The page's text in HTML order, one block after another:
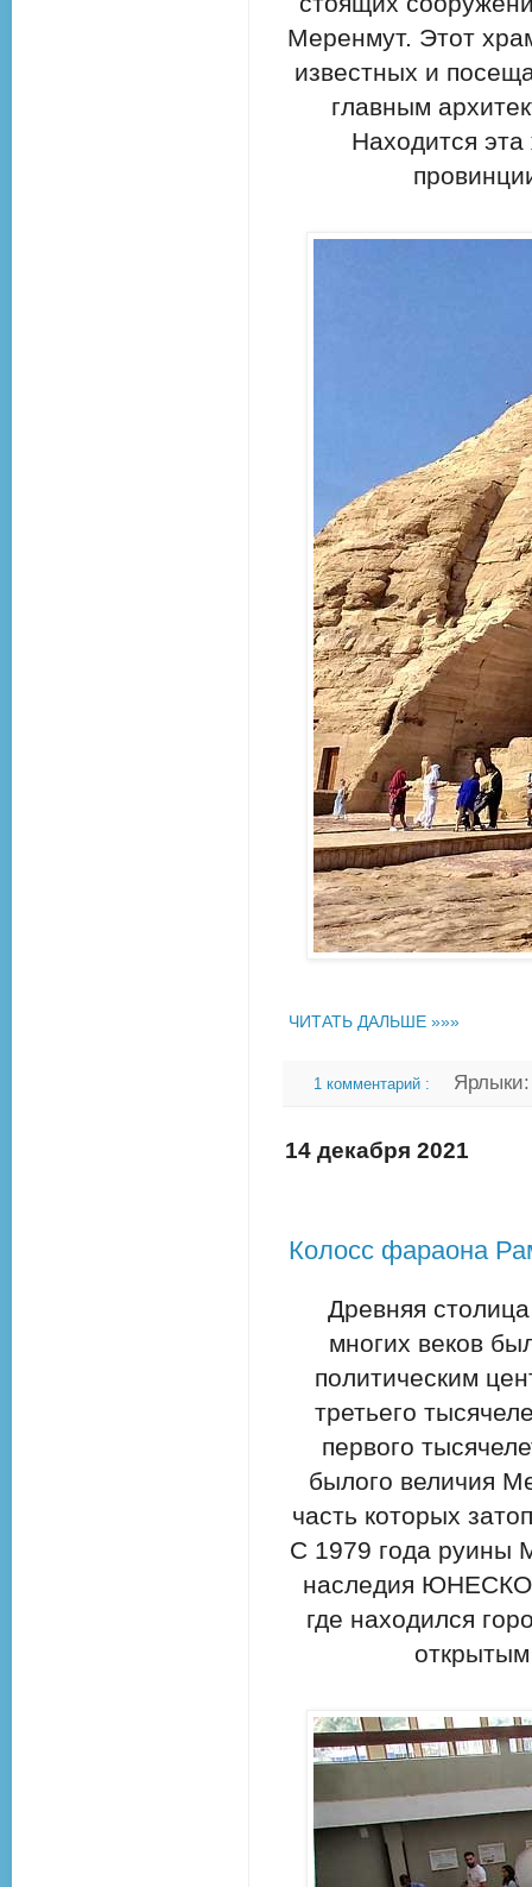
Меренмут. Этот
известных и
главным
Находится эта
ЧИТАТЬ ДАЛЬШЕ »»»
1 комментарий :
14 декабря 2021
Колосс фараона
Древняя
многих веков
политическим
третьего
первого
былого величия
часть которых
С 1979 года руины
наследия ЮНЕСКО.
где находился